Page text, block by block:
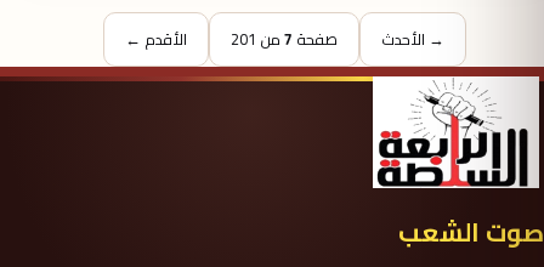
→ الأحدث صفحة 7من 201 الأقدم ←
صوت الشعب